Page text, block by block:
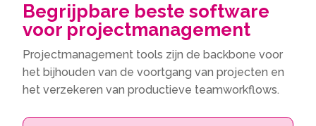
Begrijpbare beste software
voor projectmanagement
Projectmanagement tools zijn de backbone voor
het bijhouden van de voortgang van projecten en
het verzekeren van productieve teamworkflows.